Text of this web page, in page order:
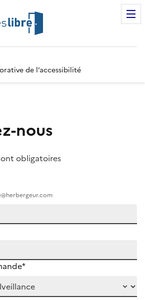
de l’accessibilité
nous
obligatoires